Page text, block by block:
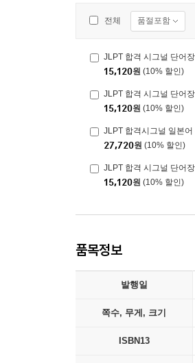
전체 품절포함
JLPT 합격 시그널 단어
15,120원 (10% 할인)
JLPT 합격 시그널 단어
15,120원 (10% 할인)
JLPT 합격시그널 일본
27,720원 (10% 할인)
JLPT 합격 시그널 단어
15,120원 (10% 할인)
품목정보
발행일
쪽수, 무게, 크기
ISBN13